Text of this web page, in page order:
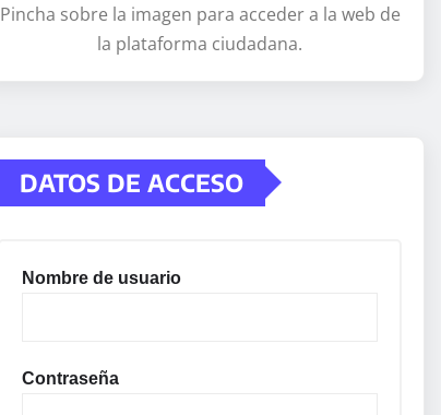
Pincha sobre la imagen para acceder a la web de
la plataforma ciudadana.
DATOS DE ACCESO
Nombre de usuario
Contraseña